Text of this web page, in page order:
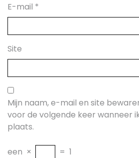
E-mail *
Site
Mijn naam, e-mail en site
voor de volgende keer wanneer
plaats.
een × = 1